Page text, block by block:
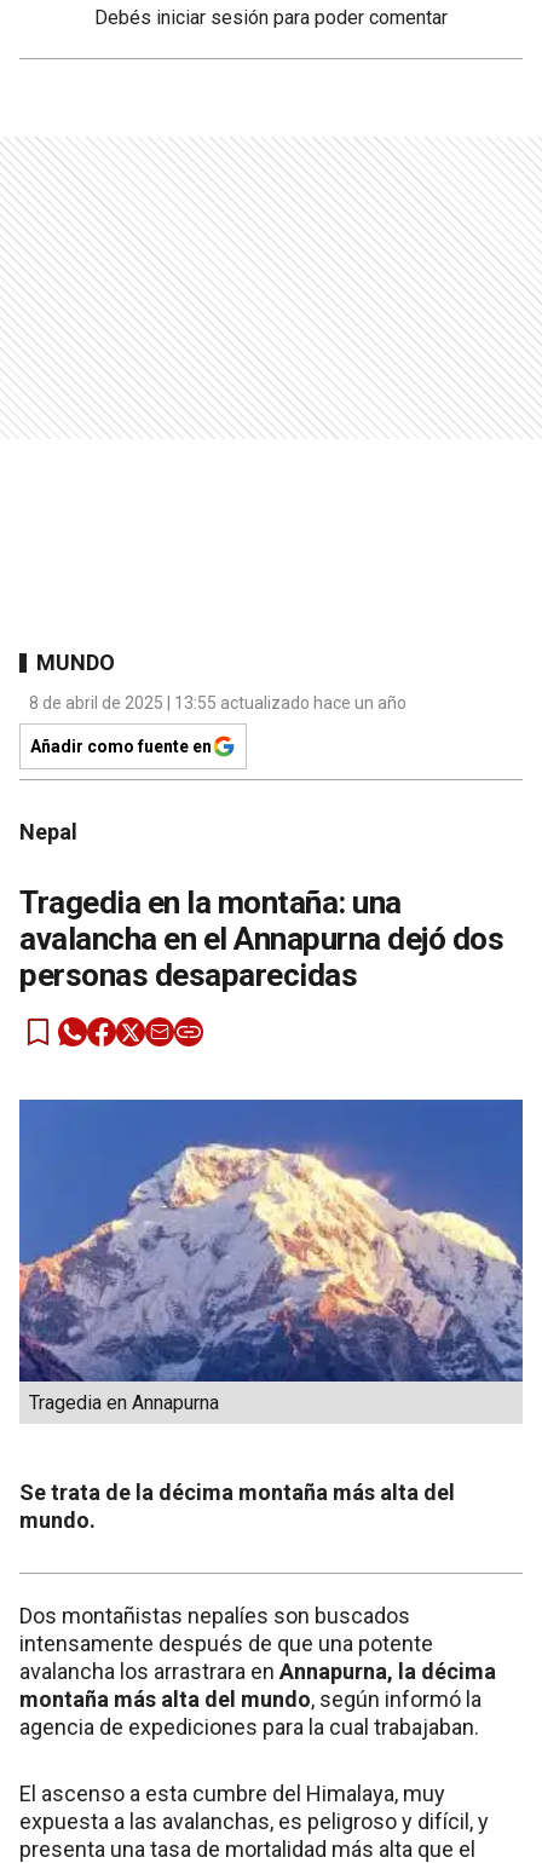
Debés iniciar sesión para poder comentar
MUNDO
8 de abril de 2025 | 13:55 actualizado hace un año
Añadir como fuente en
Nepal
Tragedia en la montaña: una
avalancha en el Annapurna dejó dos
personas desaparecidas
Tragedia en Annapurna
Se trata de la décima montaña más alta del
mundo.
Dos montañistas nepalíes son buscados
intensamente después de que una potente
avalancha los arrastrara en Annapurna, la décima
montaña más alta del mundo, según informó la
agencia de expediciones para la cual trabajaban.
El ascenso a esta cumbre del Himalaya, muy
expuesta a las avalanchas, es peligroso y difícil, y
presenta una tasa de mortalidad más alta que el